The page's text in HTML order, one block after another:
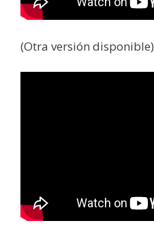
(Otra versión disponible)